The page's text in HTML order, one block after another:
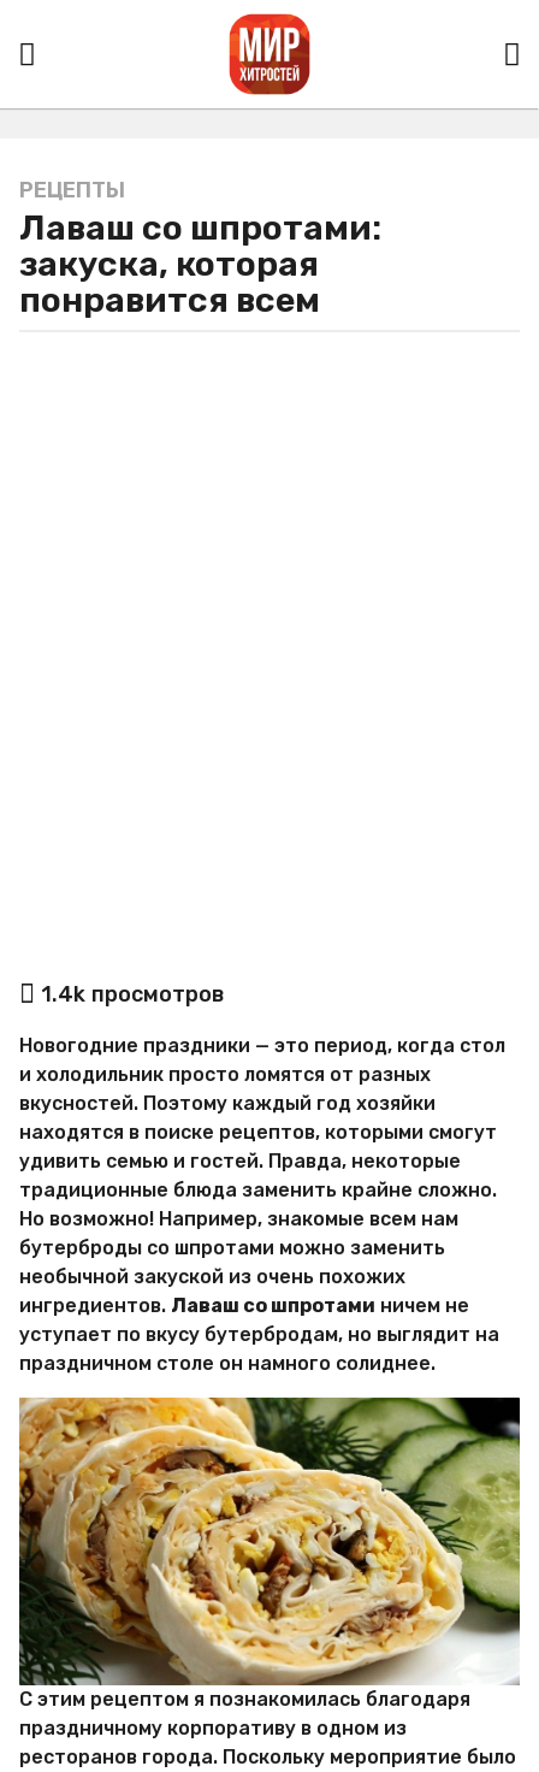
3
г
д
а
РЕЦЕПТЫ
Лаваш со шпротами:
закуска, которая
понравится всем
а
в
о
р
М
и
р
Х
и
т
р
о
с
т
е
й
1.4k просмотров
Новогодние праздники — это период, когда стол
и холодильник просто ломятся от разных
вкусностей. Поэтому каждый год хозяйки
находятся в поиске рецептов, которыми смогут
удивить семью и гостей. Правда, некоторые
традиционные блюда заменить крайне сложно.
Но возможно! Например, знакомые всем нам
бутерброды со шпротами можно заменить
необычной закуской из очень похожих
ингредиентов. Лаваш со шпротами ничем не
уступает по вкусу бутербродам, но выглядит на
праздничном столе он намного солиднее.
С этим рецептом я познакомилась благодаря
праздничному корпоративу в одном из
ресторанов города. Поскольку мероприятие было